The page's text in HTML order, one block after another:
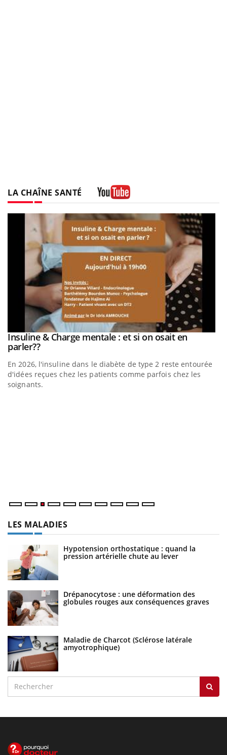
LA CHAÎNE SANTÉ
Youtube
Insuline & Charge mentale : et si on osait en
parler??Youtube
En 2026, l'insuline dans le diabète de type 2 reste entourée
d'idées reçues chez les patients comme parfois chez les
soignants.
LES MALADIES
Hypotension orthostatique : quand la
pression artérielle chute au lever
Drépanocytose : une déformation des
globules rouges aux conséquences graves
Maladie de Charcot (Sclérose latérale
amyotrophique)